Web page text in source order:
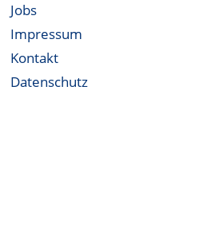
Jobs
Impressum
Kontakt
Datenschutz